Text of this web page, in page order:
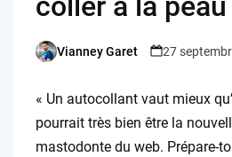
Posted
Vianney Garet 27
« Un autocollant vaut mieux
pourrait très bien être la
mastodonte du web. Prépare-